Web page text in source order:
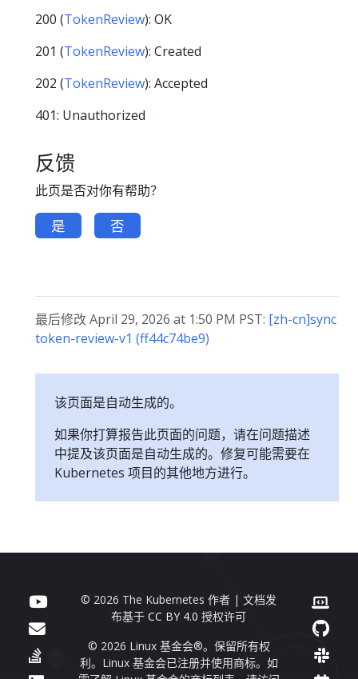
200 (TokenReview): OK
201 (TokenReview): Created
202 (TokenReview): Accepted
401: Unauthorized
反馈
此页是否对你有帮助？
是 否
最后修改 April 29, 2026 at 1:50 PM PST: [zh-cn]sync
token-review-v1 (ff44c74be9)
该页面是自动生成的。
如果你打算报告此页面的问题，请在问题描述
中提及该页面是自动生成的。修复可能需要在
Kubernetes 项目的其他地方进行。
© 2026 The Kubernetes 作者 | 文档发
布基于CC BY 4.0 授权许可
© 2026 Linux 基金会®。保留所有权
利。Linux 基金会已注册并使用商标。如